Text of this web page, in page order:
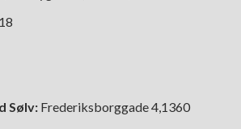
Sølv: Frederiksborggade 4,1360